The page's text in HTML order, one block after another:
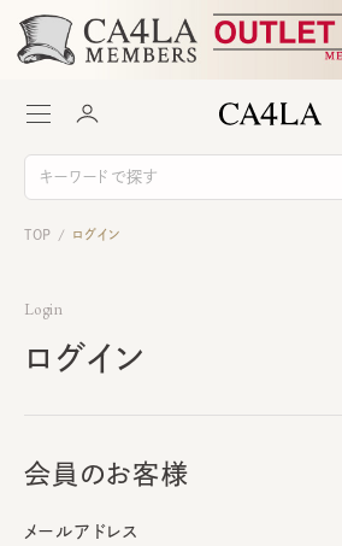
TOP / ログイン
Login
ログイン
会員のお客様
メールアドレス